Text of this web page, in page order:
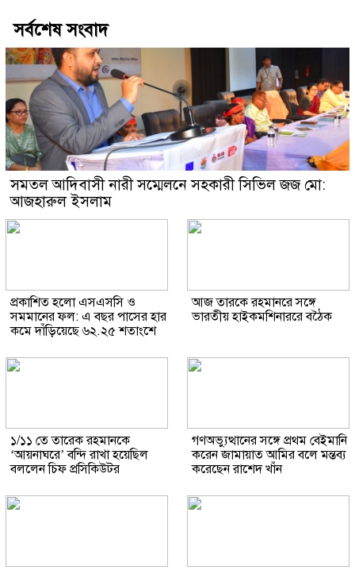
সর্বশেষ সংবাদ
সমতল আদিবাসী নারী সম্মেলনে সহকারী সিভিল জজ মো:
আজহারুল ইসলাম
প্রকাশিত হলো এসএসসি ও
সমমানের ফল: এ বছর পাসের হার
কমে দাঁড়িয়েছে ৬২.২৫ শতাংশে
আজ তারকে রহমানরে সঙ্গে
ভারতীয় হাইকমশিনাররে বঠৈক
১/১১ তে তারেক রহমানকে
‘আয়নাঘরে’ বন্দি রাখা হয়েছিল
বললেন চিফ প্রসিকিউটর
গণঅভ্যুত্থানের সঙ্গে প্রথম বেইমানি
করেন জামায়াত আমির বলে মন্তব্য
করেছেন রাশেদ খাঁন